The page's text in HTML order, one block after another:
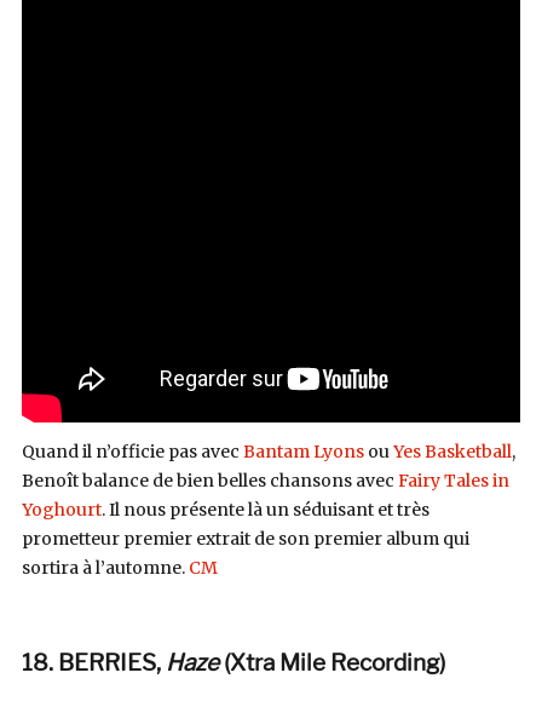
Quand il n’officie pas avec Bantam LyonsouYes Basketball,
Benoît balance de bien belles chansons avec Fairy Tales in
Yoghourt. Il nous présente là un séduisant et très
prometteur premier extrait de son premier album qui
sortira à l’automne. CM
18. BERRIES, Haze(Xtra Mile Recording)